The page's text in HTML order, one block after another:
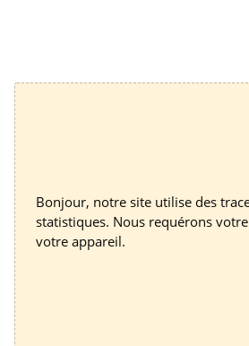
Bonjour, notre site utilise des
statistiques. Nous requérons
votre appareil.